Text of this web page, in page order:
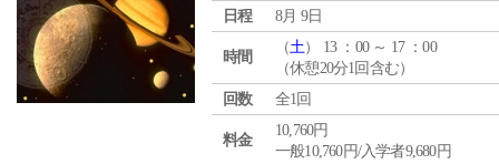
日程 8月 9日
時間
（土） 13 ：00 ～ 17 ：00
（休憩20分1回含む）
回数
全1回
料金
10,760円
一般10,760円/入学者9,680円